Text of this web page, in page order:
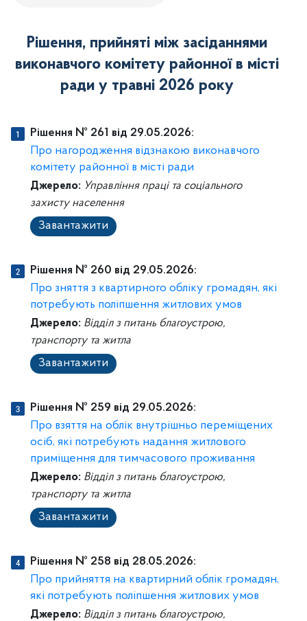
Проекти рішень районної ради
Проєкти рішень виконавчого комітету
Рішення, прийняті між засіданнями
виконавчого комітету районної в місті
ради у травні 2026 року
Рішення № 261 від 29.05.2026:
Про нагородження відзнакою виконавчого
комітету районної в місті ради
Джерело: Управління праці та соціального
захисту населення
Завантажити
Рішення № 260 від 29.05.2026:
Про зняття з квартирного обліку громадян, які
потребують поліпшення житлових умов
Джерело: Відділ з питань благоустрою,
транспорту та житла
Завантажити
Рішення № 259 від 29.05.2026:
Про взяття на облік внутрішньо переміщених
осіб, які потребують надання житлового
приміщення для тимчасового проживання
Джерело: Відділ з питань благоустрою,
транспорту та житла
Завантажити
Рішення № 258 від 28.05.2026:
Про прийняття на квартирний облік громадян,
які потребують поліпшення житлових умов
Джерело: Відділ з питань благоустрою,